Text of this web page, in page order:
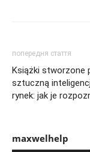
попередня стаття
Książki stworzone
sztuczną
rynek: jak je
maxwelhelp